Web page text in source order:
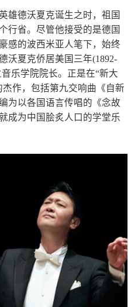
雄德沃夏克诞生之时，祖国
行省。尽管他接受的是德国
感的波西米亚人笔下，始终
沃夏克侨居美国三年(1892-
乐学院院长。正是在“新大
作，包括第九交响曲《自新
为以各国语言传唱的《念故
成为中国脍炙人口的学堂乐